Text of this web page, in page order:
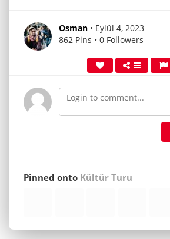
Osman • Eylül 4, 2023
862 Pins • 0 Followers
Pinned onto Kültür Turu